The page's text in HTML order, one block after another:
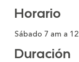
Horario
Sábado 7 am a
Duración